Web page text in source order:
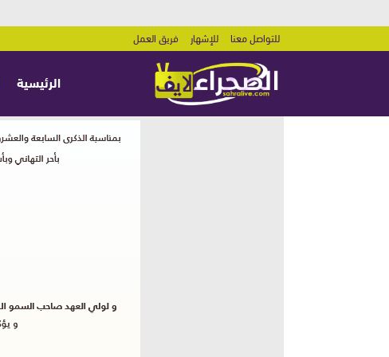
للتواصل معنا للإشهار فريق العمل
الرئيسية